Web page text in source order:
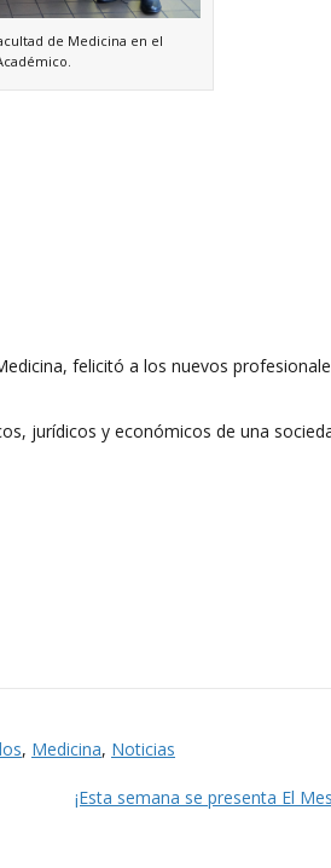
de Medicina en el
felicitó a los nuevos
jurídicos y económicos de una
, Medicina, Noticias
¡Esta semana se presenta El